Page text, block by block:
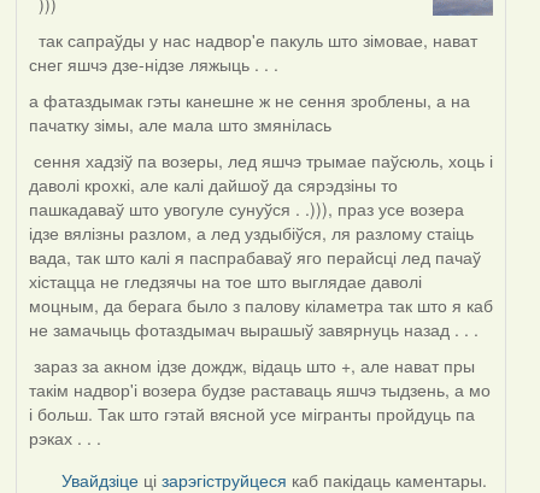
так сапраўды у нас надвор'е пакуль што зімовае, нават
снег яшчэ дзе-нідзе ляжыць . . .
а фатаздымак гэты канешне ж не сення зроблены, а на
пачатку зімы, але мала што змянілась
сення хадзіў па возеры, лед яшчэ трымае паўсюль, хоць і
даволі крохкі, але калі дайшоў да сярэдзіны то
пашкадаваў што увогуле сунуўся . .))), праз усе возера
ідзе вялізны разлом, а лед уздыбіўся, ля разлому стаіць
вада, так што калі я паспрабаваў яго перайсці лед пачаў
хістацца не гледзячы на тое што выглядае даволі
моцным, да берага было з палову кіламетра так што я каб
не замачыць фотаздымач вырашыў завярнуць назад . . .
зараз за акном ідзе дождж, відаць што +, але нават пры
такім надвор'і возера будзе раставаць яшчэ тыдзень, а мо
і больш. Так што гэтай вясной усе мігранты пройдуць па
рэках . . .
Увайдзіце цізарэгіструйцеся каб пакідаць каментары.